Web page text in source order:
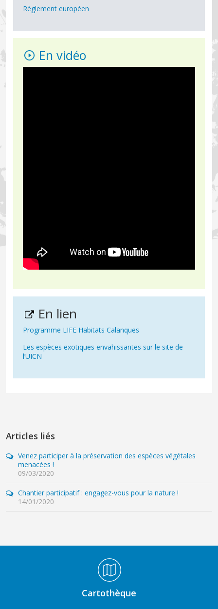
Règlement européen
En vidéo
En lien
Programme LIFE Habitats Calanques
Les espèces exotiques envahissantes sur le site de
l’UICN
Articles liés
Venez participer à la préservation des espèces végétales
menacées !
09/03/2020
Chantier participatif : engagez-vous pour la nature !
14/01/2020
Cartothèque